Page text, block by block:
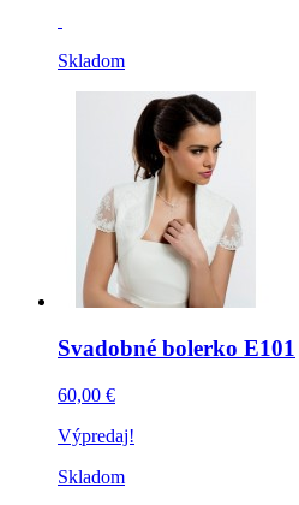
Skladom
Svadobné bolerko E101
60,00 €
Výpredaj!
Skladom